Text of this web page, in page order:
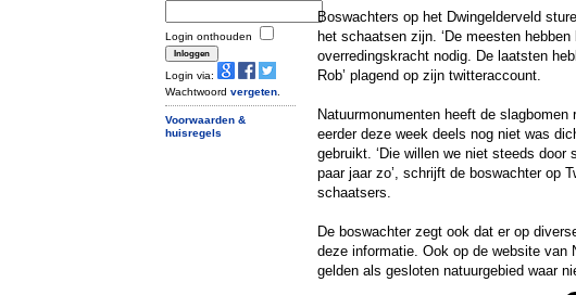
Login onthouden
Login via:
Wachtwoord vergeten
Voorwaarden &
huisregels
Boswachters op het Dwingelderveld
het schaatsen zijn. ‘De meesten
overredingskracht nodig. De laatsten
Rob’ plagend op zijn twitteraccount.
Natuurmonumenten heeft de
eerder deze week deels nog niet was
gebruikt. ‘Die willen we niet steeds
paar jaar zo’, schrijft de boswachter op
schaatsers.
De boswachter zegt ook dat er op
deze informatie. Ook op de website van
gelden als gesloten natuurgebied waar